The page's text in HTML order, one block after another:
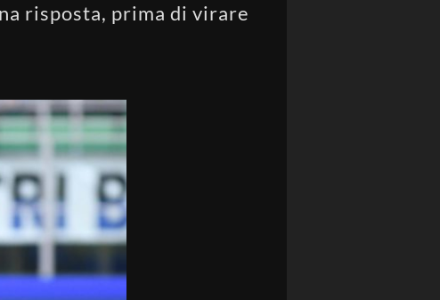
risposta, prima di virare